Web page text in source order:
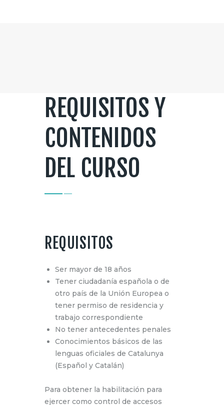
REQUISITOS Y
CONTENIDOS
DEL CURSO
REQUISITOS
Ser mayor de 18 años
Tener ciudadanía española o de
otro país de la Unión Europea o
tener permiso de residencia y
trabajo correspondiente
No tener antecedentes penales
Conocimientos básicos de las
lenguas oficiales de Catalunya
(Español y Catalán)
Para obtener la habilitación para
ejercer como control de accesos